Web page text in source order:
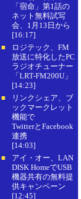
「宿命」第1話の
ネット無料試写
会、1月13日から
[16:17]
■
ロジテック、FM
放送に特化したPC
ラジオチューナー
「LRT-FM200U」
[14:23]
■
リンクシェア、ブ
ックマークレット
機能で
TwitterとFacebook
連携
[14:03]
■
アイ・オー、LAN
DISK HomeでUSB
機器共有の無料提
供キャンペーン
[12:45]